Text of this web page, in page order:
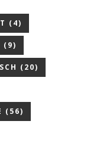
(4)
(9)
(20)
(56)